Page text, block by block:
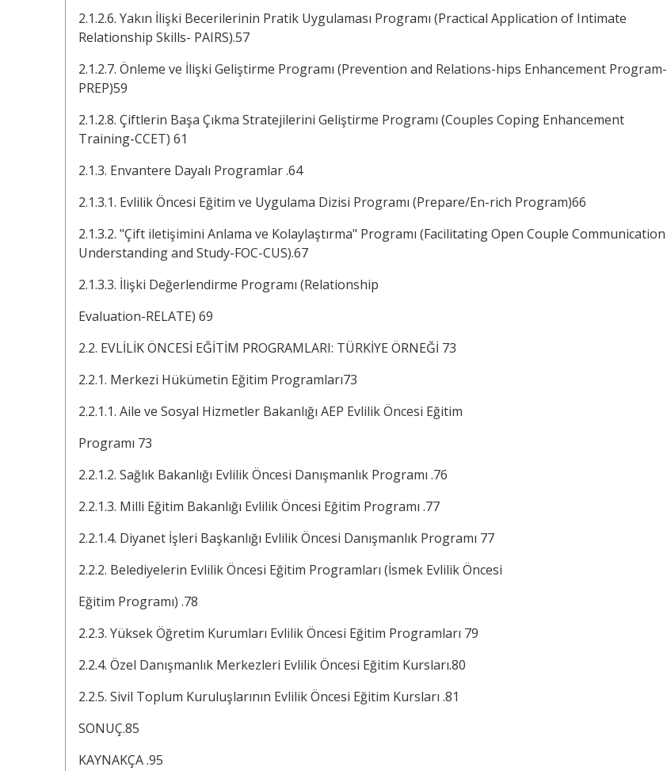
2.1.2.6. Yakın İlişki Becerilerinin Pratik Uygulaması Programı (Practical Application of Intimate
Relationship Skills- PAIRS).57
2.1.2.7. Önleme ve İlişki Geliştirme Programı (Prevention and Relations-hips Enhancement Program-
PREP)59
2.1.2.8. Çiftlerin Başa Çıkma Stratejilerini Geliştirme Programı (Couples Coping Enhancement
Training-CCET) 61
2.1.3. Envantere Dayalı Programlar .64
2.1.3.1. Evlilik Öncesi Eğitim ve Uygulama Dizisi Programı (Prepare/En-rich Program)66
2.1.3.2. "Çift iletişimini Anlama ve Kolaylaştırma" Programı (Facilitating Open Couple Communication
Understanding and Study-FOC-CUS).67
2.1.3.3. İlişki Değerlendirme Programı (Relationship
Evaluation-RELATE) 69
2.2. EVLİLİK ÖNCESİ EĞİTİM PROGRAMLARI: TÜRKİYE ÖRNEĞİ 73
2.2.1. Merkezi Hükümetin Eğitim Programları73
2.2.1.1. Aile ve Sosyal Hizmetler Bakanlığı AEP Evlilik Öncesi Eğitim
Programı 73
2.2.1.2. Sağlık Bakanlığı Evlilik Öncesi Danışmanlık Programı .76
2.2.1.3. Milli Eğitim Bakanlığı Evlilik Öncesi Eğitim Programı .77
2.2.1.4. Diyanet İşleri Başkanlığı Evlilik Öncesi Danışmanlık Programı 77
2.2.2. Belediyelerin Evlilik Öncesi Eğitim Programları (İsmek Evlilik Öncesi
Eğitim Programı) .78
2.2.3. Yüksek Öğretim Kurumları Evlilik Öncesi Eğitim Programları 79
2.2.4. Özel Danışmanlık Merkezleri Evlilik Öncesi Eğitim Kursları.80
2.2.5. Sivil Toplum Kuruluşlarının Evlilik Öncesi Eğitim Kursları .81
SONUÇ.85
KAYNAKÇA .95